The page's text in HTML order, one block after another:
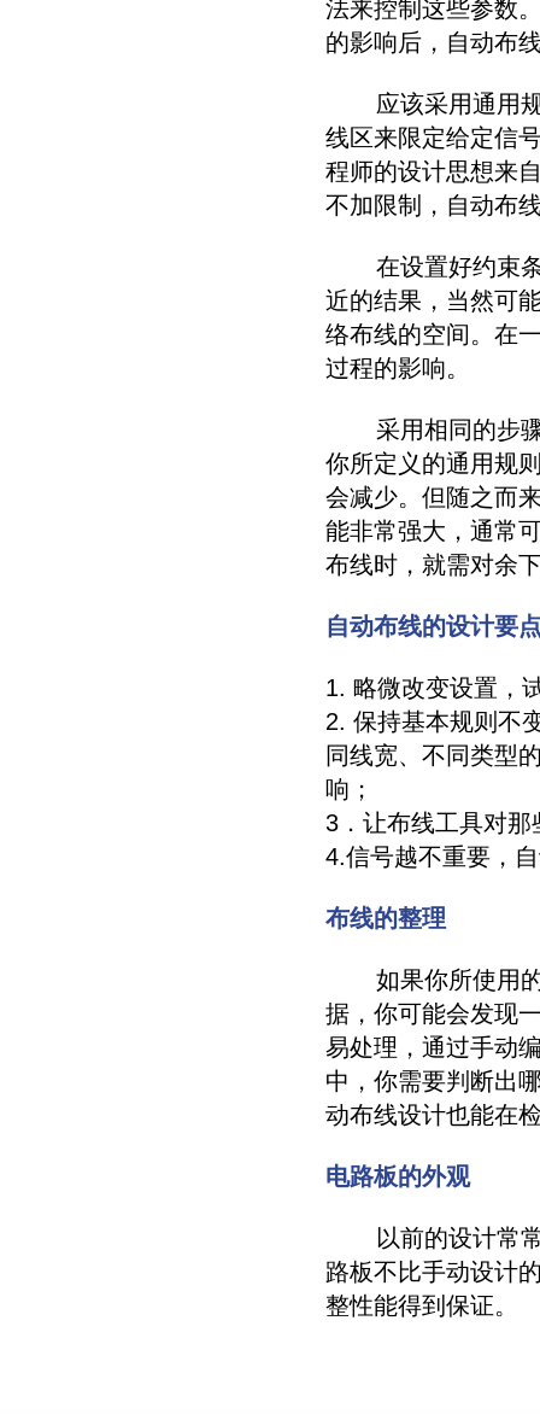
法来控制这些参数
的影响后，自动布
应该采用通用规
线区来限定给定信
程师的设计思想来
不加限制，自动布
在设置好约束条
近的结果，当然可
络布线的空间。在
过程的影响。
采用相同的步骤
你所定义的通用规
会减少。但随之而
能非常强大，通常
布线时，就需对余
自动布线的设计要
1. 略微改变设置，
2. 保持基本规则不
同线宽、不同类型
响；
3．让布线工具对
4.信号越不重要，
布线的整理
如果你所使用的
据，你可能会发现
易处理，通过手动
中，你需要判断出
动布线设计也能在
电路板的外观
以前的设计常常
路板不比手动设计
整性能得到保证。